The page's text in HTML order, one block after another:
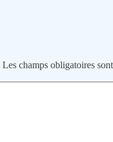
Les champs obligatoires